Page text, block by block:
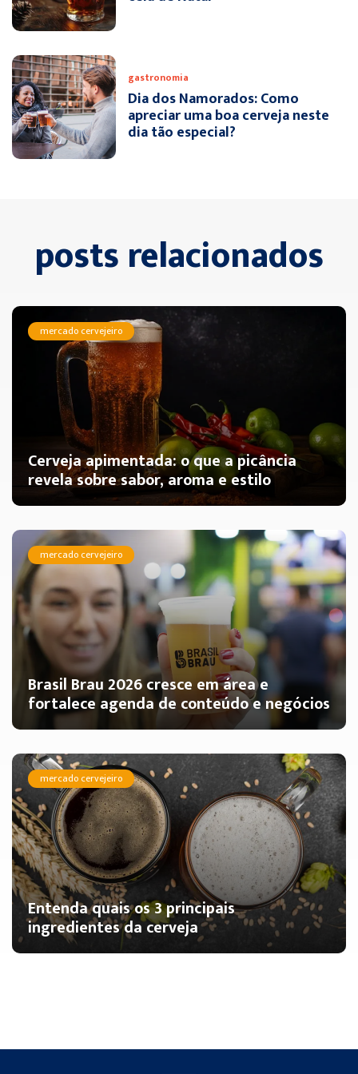
gastronomia
Dia dos Namorados: Como
apreciar uma boa cerveja neste
dia tão especial?
posts relacionados
mercado cervejeiro
Cerveja apimentada: o que a picância
revela sobre sabor, aroma e estilo
mercado cervejeiro
Brasil Brau 2026 cresce em área e
fortalece agenda de conteúdo e negócios
mercado cervejeiro
Entenda quais os 3 principais
ingredientes da cerveja